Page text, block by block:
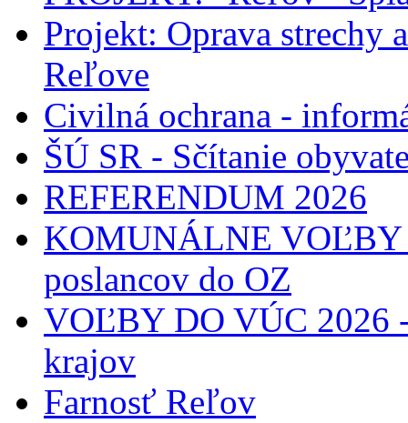
Projekt: Oprava strechy
Reľove
Civilná ochrana -
ŠÚ SR - Sčítanie
REFERENDUM 2026
KOMUNÁLNE VOĽBY
poslancov do OZ
VOĽBY DO VÚC 2026
krajov
Farnosť Reľov